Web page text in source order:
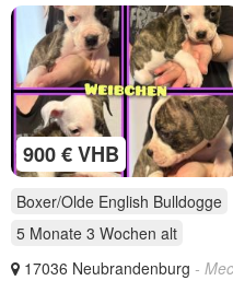
900 € VHB
Boxer/Olde English Bulldogge
5 Monate 3 Wochen alt
17036 Neubrandenburg -